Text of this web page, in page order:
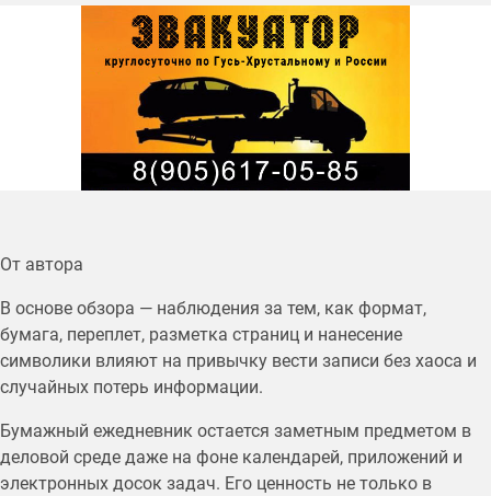
От автора
В основе обзора — наблюдения за тем, как формат,
бумага, переплет, разметка страниц и нанесение
символики влияют на привычку вести записи без хаоса и
случайных потерь информации.
Бумажный ежедневник остается заметным предметом в
деловой среде даже на фоне календарей, приложений и
электронных досок задач. Его ценность не только в